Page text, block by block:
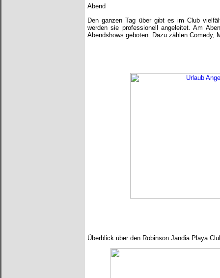
Abend
Den ganzen Tag über gibt es im Club
werden sie professionell angeleitet. Am
Abendshows geboten. Dazu zählen Comedy,
Überblick über den Robinson Jandia Playa